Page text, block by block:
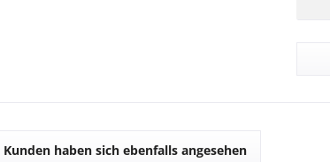
Kunden haben sich ebenfalls angesehen